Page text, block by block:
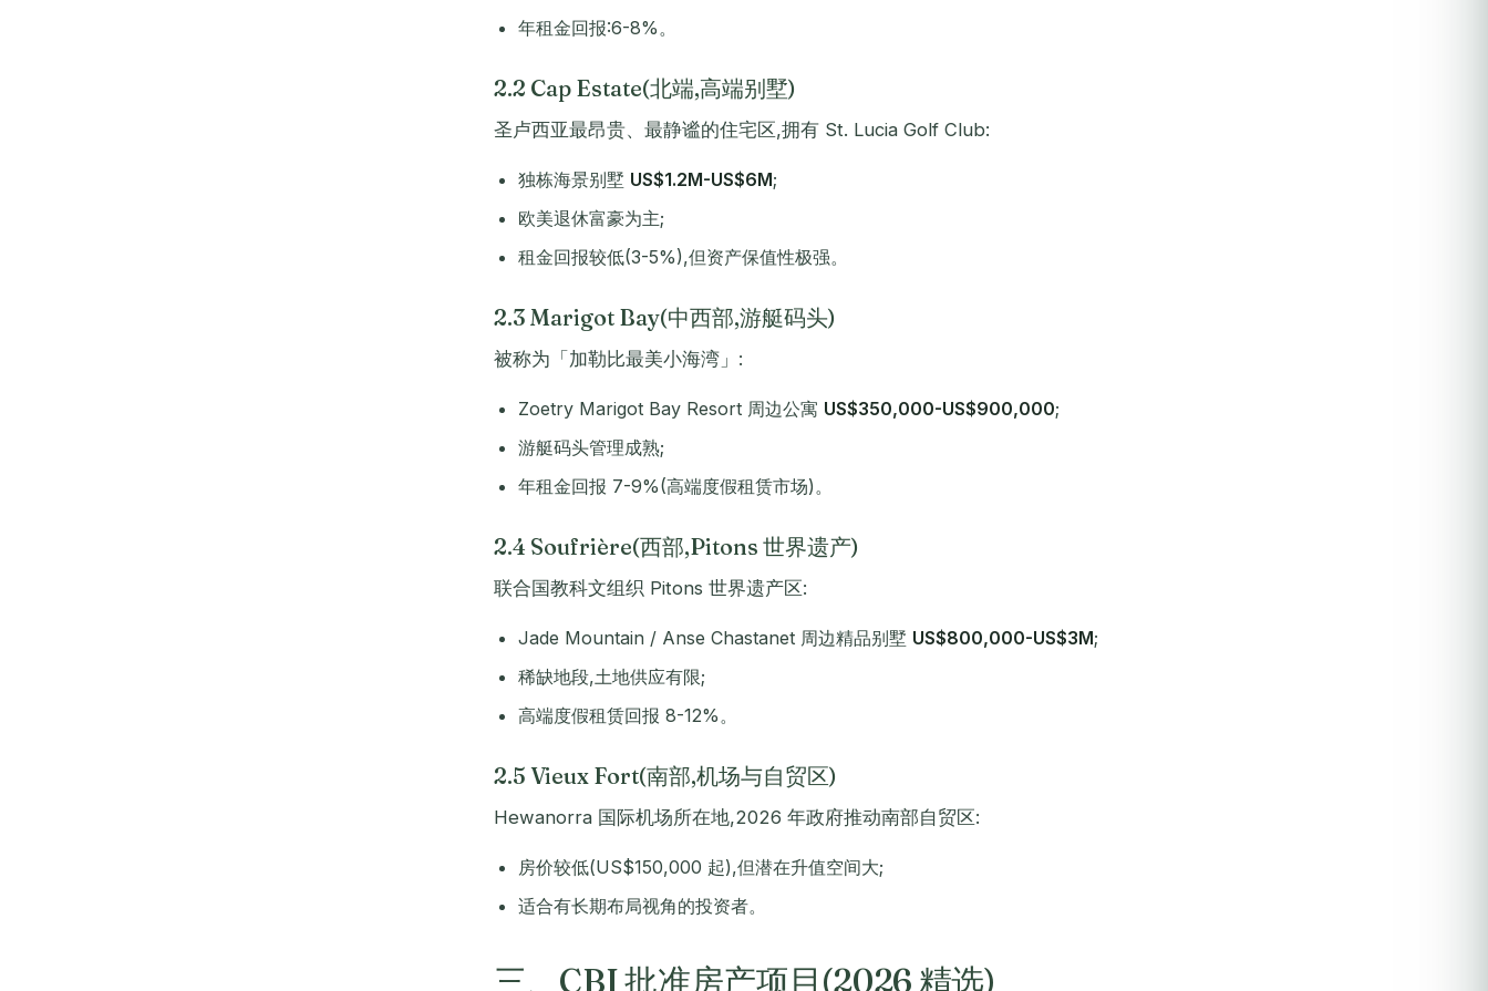
年租金回报:6-8%。
2.2 Cap Estate(北端,高端别墅)
圣卢西亚最昂贵、最静谧的住宅区,拥有 St. Lucia Golf Club:
独栋海景别墅 US$1.2M-US$6M;
欧美退休富豪为主;
租金回报较低(3-5%),但资产保值性极强。
2.3 Marigot Bay(中西部,游艇码头)
被称为「加勒比最美小海湾」:
Zoetry Marigot Bay Resort 周边公寓 US$350,000-US$900,000;
游艇码头管理成熟;
年租金回报 7-9%(高端度假租赁市场)。
2.4 Soufrière(西部,Pitons 世界遗产)
联合国教科文组织 Pitons 世界遗产区:
Jade Mountain / Anse Chastanet 周边精品别墅 US$800,000-US$3M;
稀缺地段,土地供应有限;
高端度假租赁回报 8-12%。
2.5 Vieux Fort(南部,机场与自贸区)
Hewanorra 国际机场所在地,2026 年政府推动南部自贸区:
房价较低(US$150,000 起),但潜在升值空间大;
适合有长期布局视角的投资者。
三、CBI 批准房产项目(2026 精选)